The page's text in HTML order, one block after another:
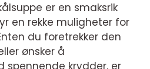
er en smaksrik
en rekke muligheter for
du foretrekker den
ønsker å